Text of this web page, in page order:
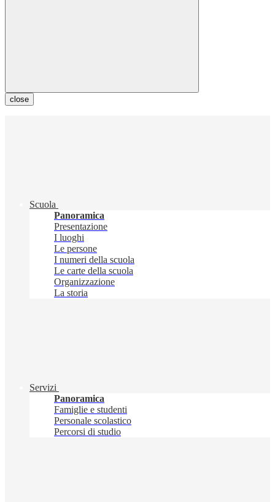
close
Scuola
Panoramica
Presentazione
I luoghi
Le persone
I numeri della scuola
Le carte della scuola
Organizzazione
La storia
Servizi
Panoramica
Famiglie e studenti
Personale scolastico
Percorsi di studio